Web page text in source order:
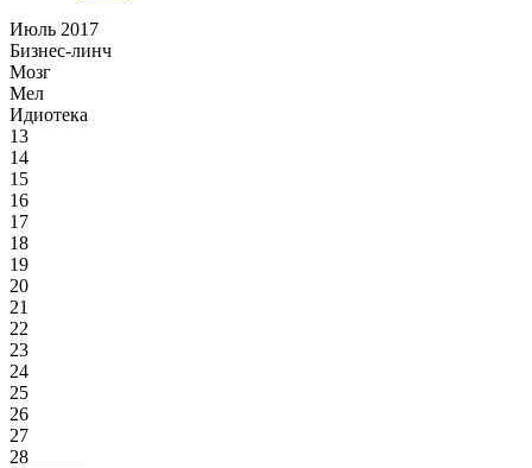
Июль 2017
Бизнес-линч
Мозг
Мел
Идиотека
13
14
15
16
17
18
19
20
21
22
23
24
25
26
27
28